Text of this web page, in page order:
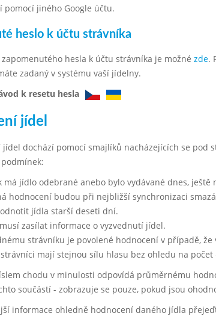
pomocí jiného Google účtu.
heslo k účtu strávníka
hesla k účtu strávníka je možné zde.
zadaný v systému vaší jídelny.
k resetu hesla
jídel
jídel dochází pomocí smajlíků nacházejících se pod
má jídlo odebrané anebo bylo vydávané dnes,
hodnocení budou při nejbližší synchronizaci
jídla starší deseti dní.
zasílat informace o vyzvednutí jídel.
strávníku je povolené hodnocení v případě,
mají stejnou sílu hlasu bez ohledu na
chodu v minulosti odpovídá průměrnému
součástí - zobrazuje se pouze, pokud jsou
informace ohledně hodnocení daného jídla